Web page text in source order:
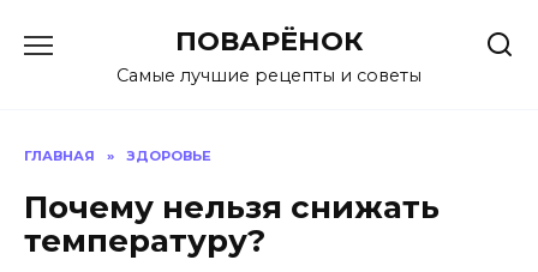
содержанию
ПОВАРЁНОК
Самые лучшие рецепты и советы
ГЛАВНАЯ » ЗДОРОВЬЕ
Почему нельзя снижать
температуру?